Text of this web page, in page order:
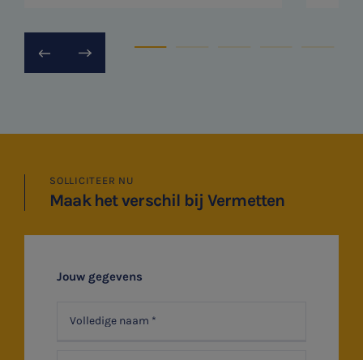
Zonder gedoe

Meest gezochte onderwerpen
SOLLICITEER NU
Maak het verschil bij Vermetten
Jouw gegevens